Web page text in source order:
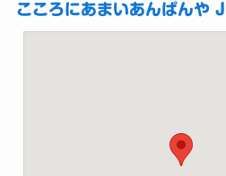
こころにあまいあんぱんや